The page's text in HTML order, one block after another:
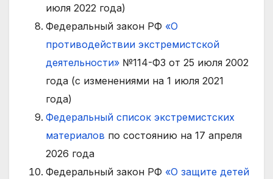
июля 2022 года)
Федеральный закон РФ «О
противодействии экстремистской
деятельности» №114-ФЗ от 25 июля 2002
года (с изменениями на 1 июля 2021
года)
Федеральный список экстремистских
материалов по состоянию на 17 апреля
2026 года
Федеральный закон РФ «О защите детей